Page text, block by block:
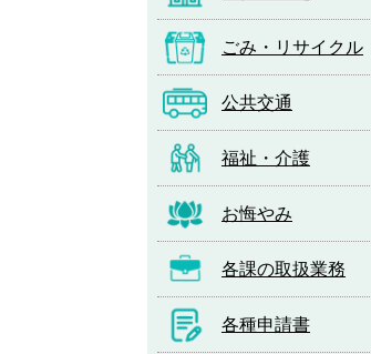
ごみ・リサイクル
公共交通
福祉・介護
お悔やみ
各課の取扱業務
各種申請書